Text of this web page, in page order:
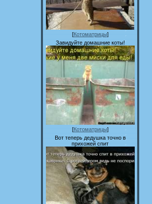
[Котоматрицы]
Завидуйте домашние коты!
[Котоматрицы]
Вот теперь дедушка точно в
прихожей спит